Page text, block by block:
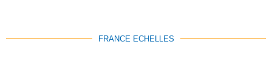
FRANCE ECHELLES